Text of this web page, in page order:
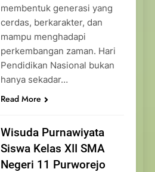
membentuk generasi yang
cerdas, berkarakter, dan
mampu menghadapi
perkembangan zaman. Hari
Pendidikan Nasional bukan
hanya sekadar…
Read More
Wisuda Purnawiyata
Siswa Kelas XII SMA
Negeri 11 Purworejo